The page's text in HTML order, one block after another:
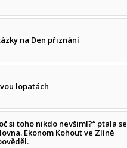
na Den přiznání
lopatách
si toho nikdo nevšiml?“ ptala se
Ekonom Kohout ve Zlíně